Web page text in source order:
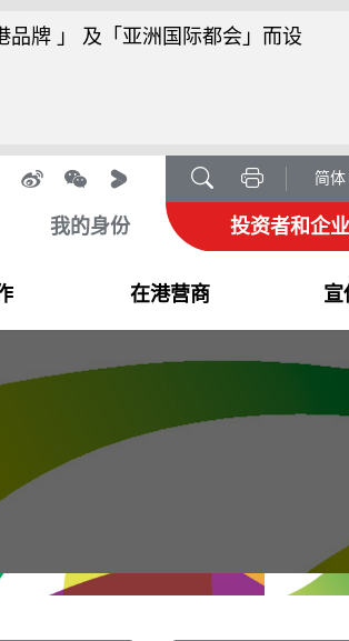
品牌 」 及「亚洲国际都会」而设
简体
我的身份 投资者和企
在港营商 宣